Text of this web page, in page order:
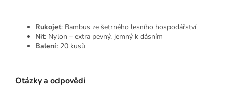
Rukojeť: Bambus ze šetrného lesního hospodářství
Nit: Nylon – extra pevný, jemný k dásním
Balení: 20 kusů
Otázky a odpovědi